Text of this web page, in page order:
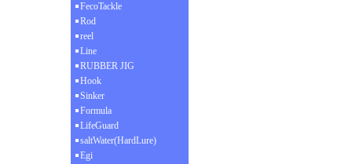
FecoTackle
Rod
reel
Line
RUBBER JIG
Hook
Sinker
Formula
LifeGuard
saltWater(HardLure)
Egi